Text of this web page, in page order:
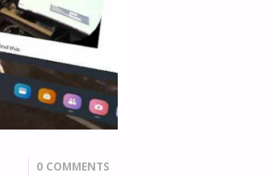
0 COMMENTS